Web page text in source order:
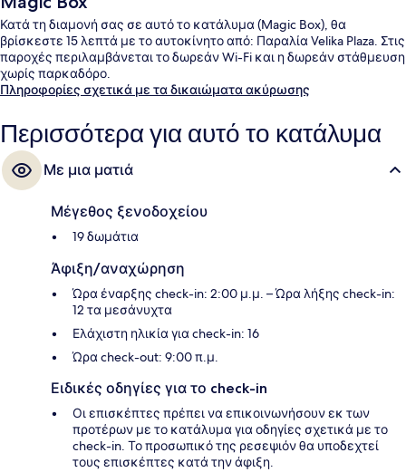
Κατά τη διαμονή σας σε αυτό το κατάλυμα (Magic Box), θα
βρίσκεστε 15 λεπτά με το αυτοκίνητο από: Παραλία Velika Plaza. Στις
παροχές περιλαμβάνεται το δωρεάν Wi-Fi και η δωρεάν στάθμευση
χωρίς παρκαδόρο.
Πληροφορίες σχετικά με τα δικαιώματα ακύρωσης
Περισσότερα για αυτό το κατάλυμα
Με μια ματιά
Μέγεθος ξενοδοχείου
19 δωμάτια
Άφιξη/αναχώρηση
Ώρα έναρξης check-in: 2:00 μ.μ. – Ώρα λήξης check-in:
12 τα μεσάνυχτα
Ελάχιστη ηλικία για check-in: 16
Ώρα check-out: 9:00 π.μ.
Ειδικές οδηγίες για το check-in
Οι επισκέπτες πρέπει να επικοινωνήσουν εκ των
προτέρων με το κατάλυμα για οδηγίες σχετικά με το
check-in. Το προσωπικό της ρεσεψιόν θα υποδεχτεί
τους επισκέπτες κατά την άφιξη.